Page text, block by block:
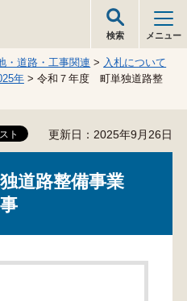
検索 メニュー
・道路・工事関連 > 入札について
年> 令和７年度 町単独道路整
更新日：2025年9月26日
道路整備事業